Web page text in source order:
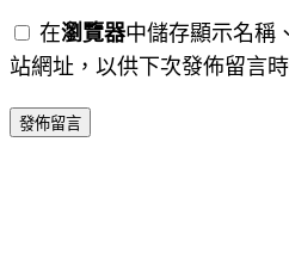
在瀏覽器中儲存顯示名稱
站網址，以供下次發佈留言時